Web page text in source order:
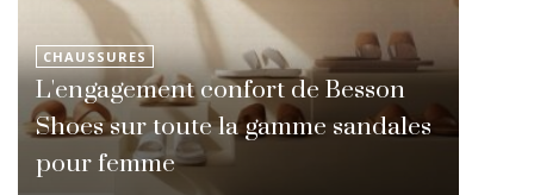
CHAUSSURES
L'engagement confort de Besson
Shoes sur toute la gamme sandales
pour femme